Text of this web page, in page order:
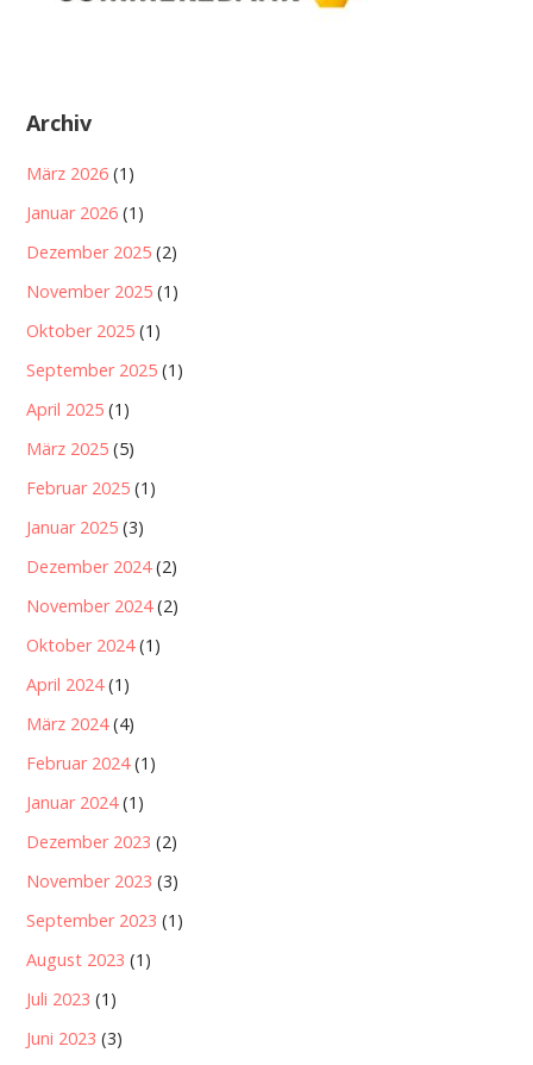
Archiv
März 2026 (1)
Januar 2026 (1)
Dezember 2025 (2)
November 2025 (1)
Oktober 2025 (1)
September 2025 (1)
April 2025 (1)
März 2025 (5)
Februar 2025 (1)
Januar 2025 (3)
Dezember 2024(2)
November 2024(2)
Oktober 2024(1)
April 2024(1)
März 2024(4)
Februar 2024(1)
Januar 2024(1)
Dezember 2023 (2)
November 2023 (3)
September 2023 (1)
August 2023 (1)
Juli 2023 (1)
Juni 2023 (3)